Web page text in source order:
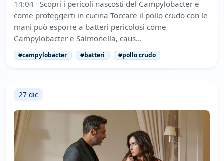
14:04 · Scopri i pericoli nascosti del Campylobacter e
come proteggerti in cucina Toccare il pollo crudo con le
mani può esporre a batteri pericolosi come
Campylobacter e Salmonella, caus…
#campylobacter #batteri #pollo crudo
27 dic